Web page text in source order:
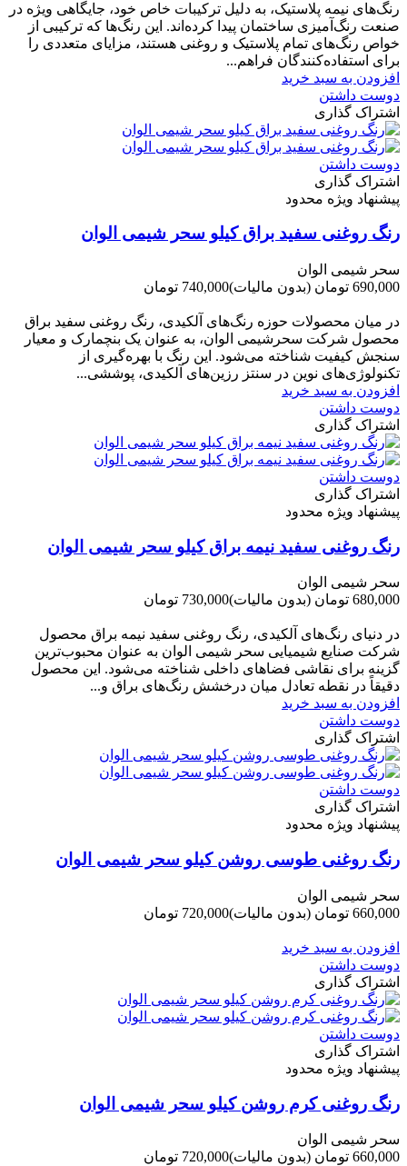
رنگ‌های نیمه پلاستیک، به دلیل ترکیبات خاص خود، جایگاهی ویژه در
صنعت رنگ‌آمیزی ساختمان پیدا کرده‌اند. این رنگ‌ها که ترکیبی از
خواص رنگ‌های تمام پلاستیک و روغنی هستند، مزایای متعددی را
برای استفاده‌کنندگان فراهم...
افزودن به سبد خرید
دوست داشتن
اشتراک گذاری
دوست داشتن
اشتراک گذاری
پیشنهاد ویژه محدود
رنگ روغنی سفید براق کیلو سحر شیمی الوان
سحر شیمی الوان
690,000 تومان
(بدون مالیات)740,000 تومان
در میان محصولات حوزه رنگ‌های آلکیدی، رنگ روغنی سفید براق
محصول شرکت سحرشیمی الوان، به عنوان یک بنچمارک و معیار
سنجش کیفیت شناخته می‌شود. این رنگ با بهره‌گیری از
تکنولوژی‌های نوین در سنتز رزین‌های آلکیدی، پوششی...
افزودن به سبد خرید
دوست داشتن
اشتراک گذاری
دوست داشتن
اشتراک گذاری
پیشنهاد ویژه محدود
رنگ روغنی سفید نیمه براق کیلو سحر شیمی الوان
سحر شیمی الوان
680,000 تومان
(بدون مالیات)730,000 تومان
در دنیای رنگ‌های آلکیدی، رنگ روغنی سفید نیمه براق محصول
شرکت صنایع شیمیایی سحر شیمی الوان به عنوان محبوب‌ترین
گزینه برای نقاشی فضاهای داخلی شناخته می‌شود. این محصول
دقیقاً در نقطه تعادل میان درخشش رنگ‌های براق و...
افزودن به سبد خرید
دوست داشتن
اشتراک گذاری
دوست داشتن
اشتراک گذاری
پیشنهاد ویژه محدود
رنگ روغنی طوسی روشن کیلو سحر شیمی الوان
سحر شیمی الوان
660,000 تومان
(بدون مالیات)720,000 تومان
افزودن به سبد خرید
دوست داشتن
اشتراک گذاری
دوست داشتن
اشتراک گذاری
پیشنهاد ویژه محدود
رنگ روغنی کرم روشن کیلو سحر شیمی الوان
سحر شیمی الوان
660,000 تومان
(بدون مالیات)720,000 تومان